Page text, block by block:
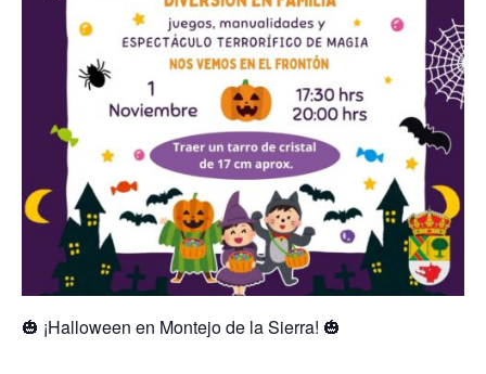
🎃 ¡Halloween en Montejo de la Sierra! 🎃